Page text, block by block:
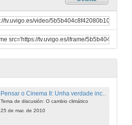
Pensar o Cinema II: Sen perdón
Tema de discusión: Xustiza e vinganza.
15 de mar. de 2010
Quenda de preguntas
Pensar o Cinema II: Unha verdade incómoda
Tema de discusión: O cambio climático
25 de mar. de 2010